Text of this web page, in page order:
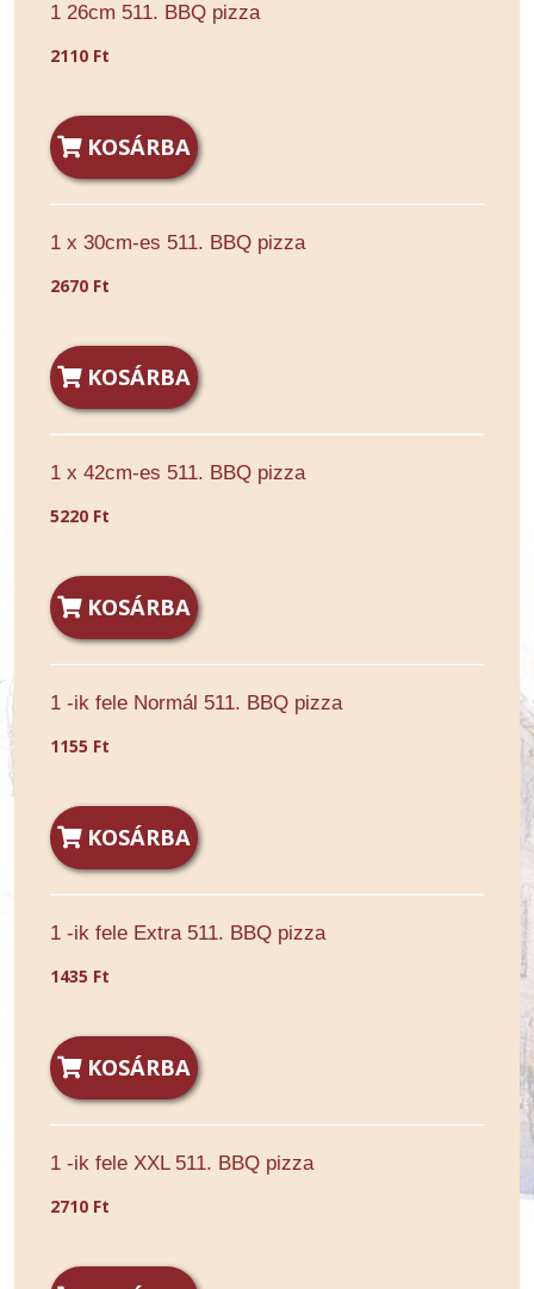
1 26cm 511. BBQ pizza
2110 Ft
KOSÁRBA
1 x 30cm-es 511. BBQ pizza
2670 Ft
KOSÁRBA
1 x 42cm-es 511. BBQ pizza
5220 Ft
KOSÁRBA
1 -ik fele Normál 511. BBQ pizza
1155 Ft
KOSÁRBA
1 -ik fele Extra 511. BBQ pizza
1435 Ft
KOSÁRBA
1 -ik fele XXL 511. BBQ pizza
2710 Ft